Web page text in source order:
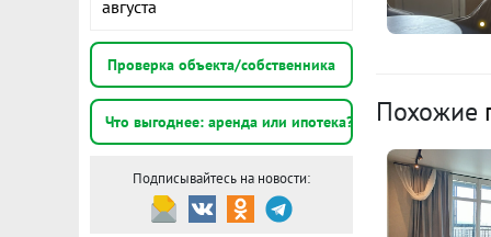
августа
Проверка объекта/собственника
Что выгоднее: аренда или ипотека?
Подписывайтесь на новости:
квартире
детский
многое
Похожие